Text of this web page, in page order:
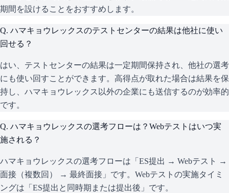
期間を設けることをおすすめします。
Q. ハマキョウレックスのテストセンターの結果は他社に使い
回せる？
はい、テストセンターの結果は一定期間保持され、他社の選考
にも使い回すことができます。高得点が取れた場合は結果を保
持し、ハマキョウレックス以外の企業にも送信するのが効率的
です。
Q. ハマキョウレックスの選考フローは？Webテストはいつ実
施される？
ハマキョウレックスの選考フローは「ES提出 → Webテスト →
面接（複数回） → 最終面接」です。Webテストの実施タイミ
ングは「ES提出と同時期または提出後」です。